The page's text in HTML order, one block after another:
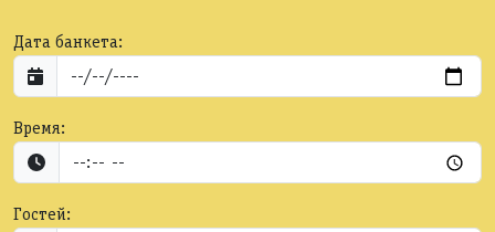
Дата банкета:
Время:
Гостей: